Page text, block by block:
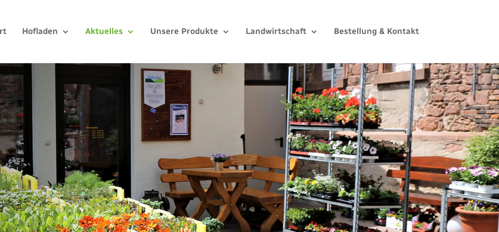
Hofladen Aktuelles Unsere Produkte Landwirtschaft Bestellung & Kontakt